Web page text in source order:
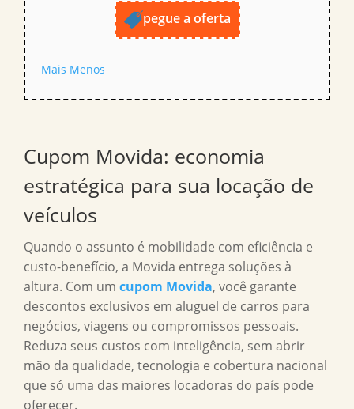
pegue a oferta
Mais Menos
Cupom Movida: economia
estratégica para sua locação de
veículos
Quando o assunto é mobilidade com eficiência e
custo-benefício, a Movida entrega soluções à
altura. Com um cupom Movida, você garante
descontos exclusivos em aluguel de carros para
negócios, viagens ou compromissos pessoais.
Reduza seus custos com inteligência, sem abrir
mão da qualidade, tecnologia e cobertura nacional
que só uma das maiores locadoras do país pode
oferecer.